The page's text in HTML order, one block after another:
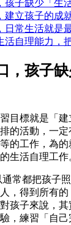
孩子缺少「生
建立孩子的成
日常生活就是
活自理能力，
，孩子
目標就是「
的活動，一
的工作，為的
生活自理工作
常都把孩子
，得到所有
孩子來說，其
，練習「自